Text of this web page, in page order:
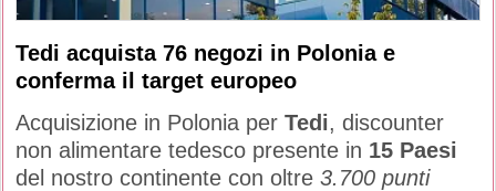
Tedi acquista 76 negozi in Polonia e
conferma il target europeo
Acquisizione in Polonia per Tedi, discounter
non alimentare tedesco presente in 15 Paesi
del nostro continente con oltre 3.700 punti